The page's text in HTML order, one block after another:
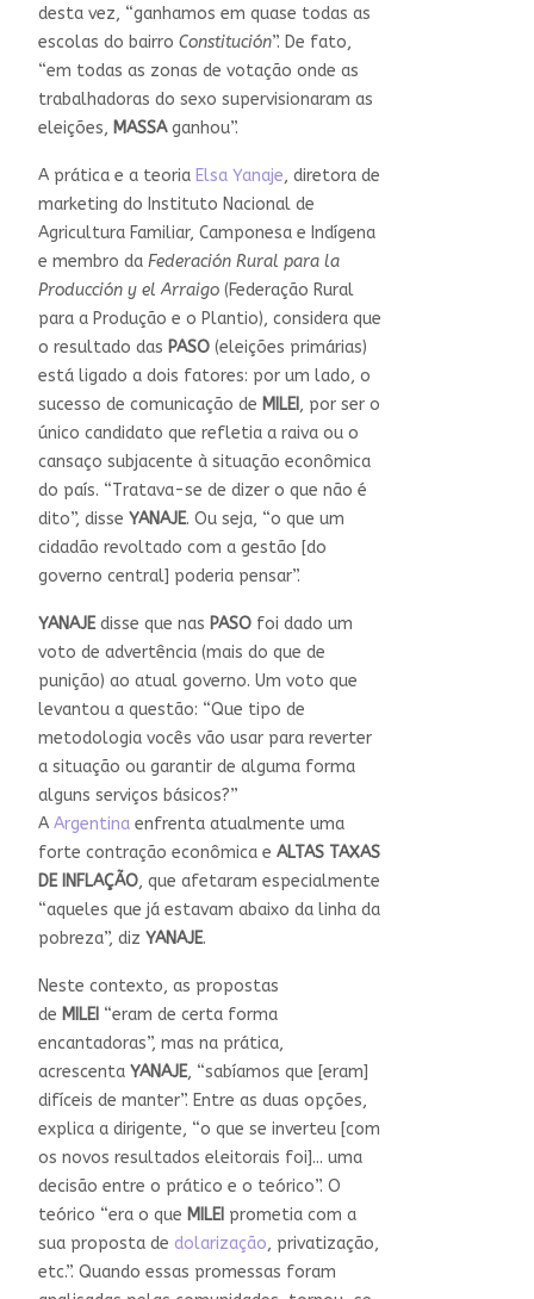
desta vez, “ganhamos em quase todas as
escolas do bairro Constitución”. De fato,
“em todas as zonas de votação onde as
trabalhadoras do sexo supervisionaram as
eleições, MASSAganhou”.
A prática e a teoria Elsa Yanaje, diretora de
marketing do Instituto Nacional de
Agricultura Familiar, Camponesa e Indígena
e membro da Federación Rural para la
Producción y el Arraigo(Federação Rural
para a Produção e o Plantio), considera que
o resultado das PASO(eleições primárias)
está ligado a dois fatores: por um lado, o
sucesso de comunicação de MILEI , por ser o
único candidato que refletia a raiva ou o
cansaço subjacente à situação econômica
do país. “Tratava-se de dizer o que não é
dito”, disse YANAJE. Ou seja, “o que um
cidadão revoltado com a gestão [do
governo central] poderia pensar”.
YANAJEdisse que nas PASOfoi dado um
voto de advertência (mais do que de
punição) ao atual governo. Um voto que
levantou a questão: “Que tipo de
metodologia vocês vão usar para reverter
a situação ou garantir de alguma forma
alguns serviços básicos?”
A Argentina enfrenta atualmente uma
forte contração econômica e ALTAS TAXAS
DE INFLAÇÃO, que afetaram especialmente
“aqueles que já estavam abaixo da linha da
pobreza”, diz YANAJE.
Neste contexto, as propostas
de MILEI “eram de certa forma
encantadoras”, mas na prática,
acrescenta YANAJE, “sabíamos que [eram]
difíceis de manter”. Entre as duas opções,
explica a dirigente, “o que se inverteu [com
os novos resultados eleitorais foi]... uma
decisão entre o prático e o teórico”. O
teórico “era o que MILEI prometia com a
sua proposta de dolarização, privatização,
etc.”. Quando essas promessas foram